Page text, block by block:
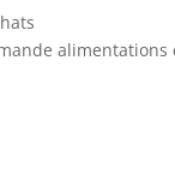
alimentations